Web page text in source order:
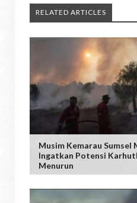
RELATED ARTICLES
Musim Kemarau Sumsel
Ingatkan Potensi
Menurun